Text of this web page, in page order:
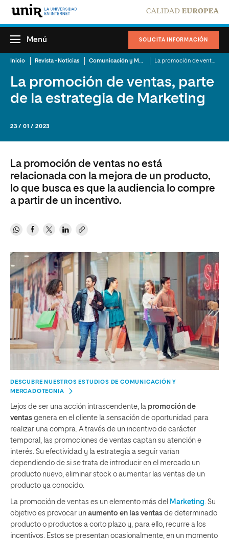
SOLICITA INFORMACIÓN
Menú
Inicio Revista - Noticias Comunicación y Mercadotecnia
La promoción de ventas, parte
de la estrategia de Marketing
23 / 01 / 2023
La promoción de ventas no está
relacionada con la mejora de un producto,
lo que busca es que la audiencia lo compre
a partir de un incentivo.
DESCUBRE NUESTROS ESTUDIOS DE COMUNICACIÓN Y
MERCADOTECNIA
Lejos de ser una acción intrascendente, la promoción de
ventas genera en el cliente la sensación de oportunidad para
realizar una compra. A través de un incentivo de carácter
temporal, las promociones de ventas captan su atención e
interés. Su efectividad y la estrategia a seguir varían
dependiendo de si se trata de introducir en el mercado un
producto nuevo, eliminar stock o aumentar las ventas de un
producto ya conocido.
La promoción de ventas es un elemento más del Marketing . Su
objetivo es provocar un aumento en las ventas de determinado
producto o productos a corto plazo y, para ello, recurre a los
incentivos. Estos se presentan ocasionalmente, en un momento